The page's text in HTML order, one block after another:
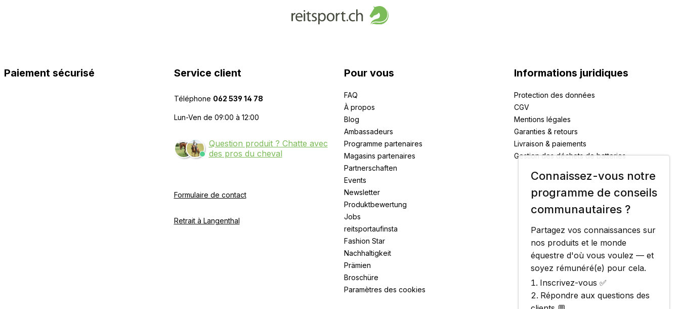
Paiement sécurisé Service client
Téléphone 062 539 14 78
Lun-Ven de 09:00 à 12:00
Question produit ? Chatte avec
des pros du cheval
Formulaire de contact
Retrait à Langenthal
Pour vous
FAQ
À propos
Blog
Ambassadeurs
Programme partenaires
Magasins partenaires
Partnerschaften
Events
Newsletter
Produktbewertung
Jobs
reitsportaufinsta
Fashion Star
Nachhaltigkeit
Prämien
Broschüre
Paramètres des cookies
Informations juridiques
Protection des données
CGV
Mentions légales
Garanties & retours
Livraison & paiements
Gestion des déchets de batteries
Connaissez-vous notre
programme de conseils
communautaires ?
Partagez vos connaissances sur
nos produits et le monde
équestre d'où vous voulez — et
soyez rémunéré(e) pour cela.
Inscrivez-vous ✅
Répondre aux questions des